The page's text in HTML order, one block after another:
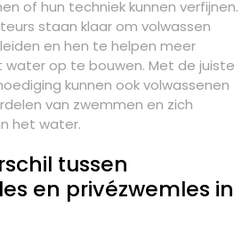
of hun techniek kunnen verfijnen.
staan klaar om volwassen
en hen te helpen meer
water op te bouwen. Met de juiste
kunnen ook volwassenen
van zwemmen en zich
het water.
tussen
en privézwemles in